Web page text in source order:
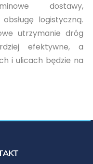
dostawy,
logistyczną.
utrzymanie dróg
efektywne, a
i ulicach będzie na